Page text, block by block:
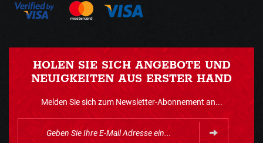
HOLEN SIE SICH ANGEBOTE UND
NEUIGKEITEN AUS ERSTER HAND
Melden Sie sich zum Newsletter-Abonnement an...